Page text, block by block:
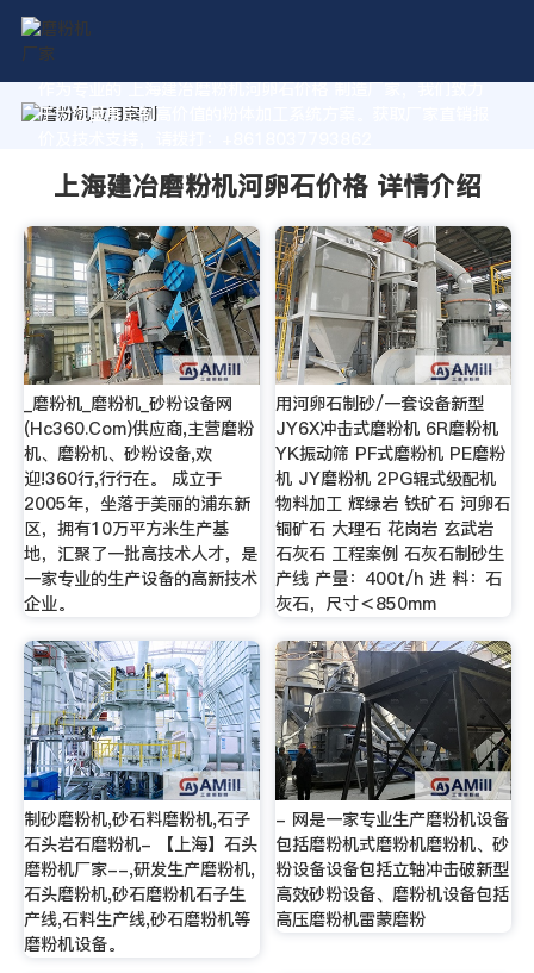
作为专业的 上海建冶磨粉机河卵石价格 制造厂家，我们致力
于为您量身定制高价值的粉体加工系统方案。获取厂家直销报
上海建冶磨粉机河卵石价格 详情介绍
_磨粉机_磨粉机_砂粉设备网
(Hc360.Com)供应商,主营磨粉
机、磨粉机、砂粉设备,欢
迎!360行,行行在。 成立于
2005年，坐落于美丽的浦东新
区，拥有10万平方米生产基
地，汇聚了一批高技术人才，是
一家专业的生产设备的高新技术
企业。
用河卵石制砂/一套设备新型
JY6X冲击式磨粉机 6R磨粉机
YK振动筛 PF式磨粉机 PE磨粉
机 JY磨粉机 2PG辊式级配机
物料加工 辉绿岩 铁矿石 河卵石
铜矿石 大理石 花岗岩 玄武岩
石灰石 工程案例 石灰石制砂生
产线 产量：400t/h 进 料：石
灰石，尺寸＜850mm
制砂磨粉机,砂石料磨粉机,石子
石头岩石磨粉机- 【上海】石头
磨粉机厂家--,研发生产磨粉机,
石头磨粉机,砂石磨粉机石子生
产线,石料生产线,砂石磨粉机等
磨粉机设备。
- 网是一家专业生产磨粉机设备
包括磨粉机式磨粉机磨粉机、砂
粉设备设备包括立轴冲击破新型
高效砂粉设备、磨粉机设备包括
高压磨粉机雷蒙磨粉